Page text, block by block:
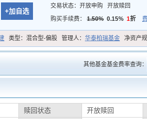
+加自选
交易状态： 开放申购
开放赎回
购买手续费： 1.50% 0.15% 1折
类型： 混合型-偏股 管理人： 华泰柏瑞基金 净资产规
其他基金基金费率查询：
赎回状态 开放赎回